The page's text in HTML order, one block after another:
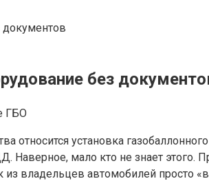
документов
без
относится установка
мало кто не знает этого.
из владельцев автомобилей просто